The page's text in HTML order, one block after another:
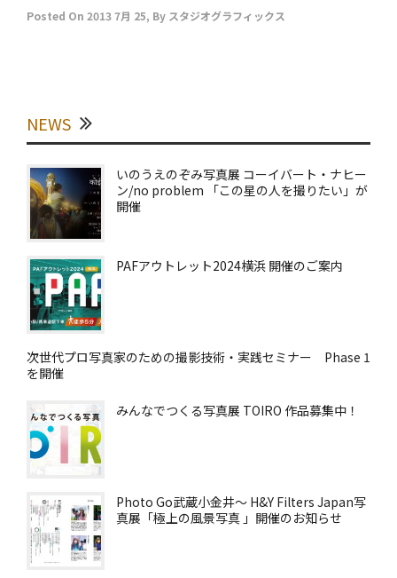
Posted On 2013 7月 25, By スタジオグラフィックス
NEWS
いのうえのぞみ写真展 コーイバート・ナヒー
ン/no problem 「この星の人を撮りたい」が
開催
PAFアウトレット2024横浜 開催のご案内
次世代プロ写真家のための撮影技術・実践セミナー Phase 1
を開催
みんなでつくる写真展 TOIRO 作品募集中！
Photo Go武蔵小金井～ H&Y Filters Japan写
真展「極上の風景写真 」開催のお知らせ